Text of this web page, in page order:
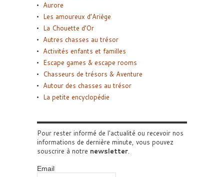
Aurore
Les amoureux d’Ariège
La Chouette d’Or
Autres chasses au trésor
Activités enfants et familles
Escape games & escape rooms
Chasseurs de trésors & Aventure
Autour des chasses au trésor
La petite encyclopédie
Pour rester informé de l'actualité ou recevoir nos
informations de dernière minute, vous pouvez
souscrire à notre newsletter.
Email